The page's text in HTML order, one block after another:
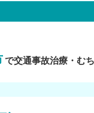
で交通事故治療・む